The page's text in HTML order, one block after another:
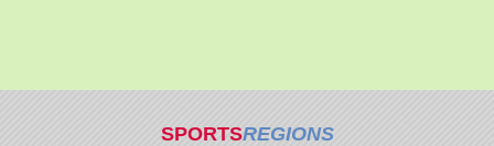
SPORTSREGIONS